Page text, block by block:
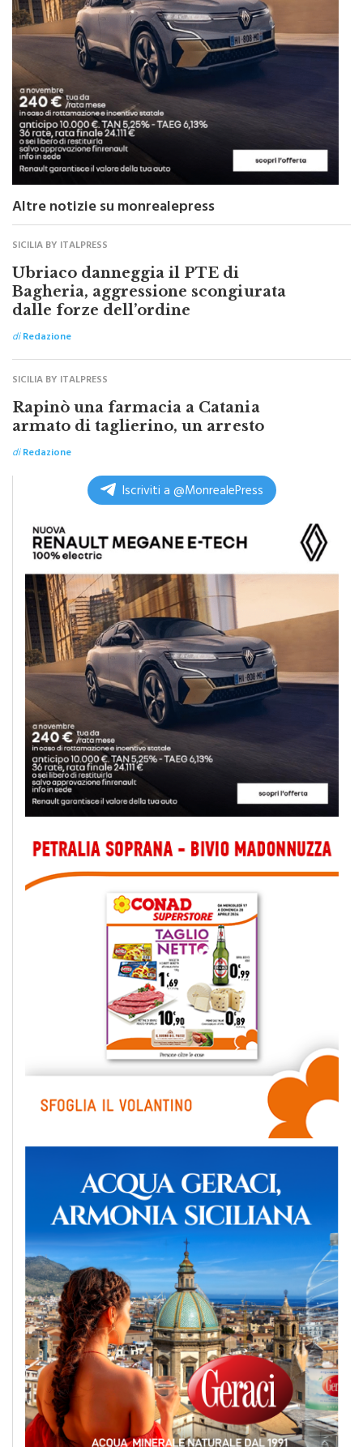
Altre notizie su monrealepress
SICILIA BY ITALPRESS
Ubriaco danneggia il PTE di
Bagheria, aggressione scongiurata
dalle forze dell’ordine
diRedazione
SICILIA BY ITALPRESS
Rapinò una farmacia a Catania
armato di taglierino, un arresto
diRedazione
Iscriviti a @MonrealePress